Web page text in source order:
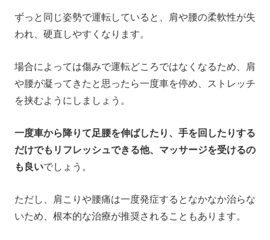
ずっと同じ姿勢で運転していると、肩や腰の柔軟性が失
われ、硬直しやすくなります。
場合によっては傷みで運転どころではなくなるため、肩
や腰が凝ってきたと思ったら一度車を停め、ストレッチ
を挟むようにしましょう。
一度車から降りて足腰を伸ばしたり、手を回したりする
だけでもリフレッシュできる他、マッサージを受けるの
も良いでしょう。
ただし、肩こりや腰痛は一度発症するとなかなか治らな
いため、根本的な治療が推奨されることもあります。